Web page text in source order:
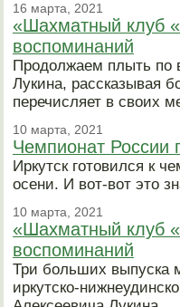
16 марта, 2021
«Шахматный клуб
воспоминаний
Продолжаем плыть по
Лукина, рассказывая
перечисляет в своих
10 марта, 2021
Чемпионат России
Иркутск готовился к
осени. И вот-вот это
10 марта, 2021
«Шахматный клуб
воспоминаний
Три больших выпуска
иркутско-